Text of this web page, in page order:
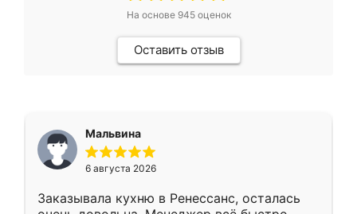
На основе 945оценок
Оставить отзыв
Мальвина
6 августа 2026
Заказывала кухню в Ренессанс, осталась